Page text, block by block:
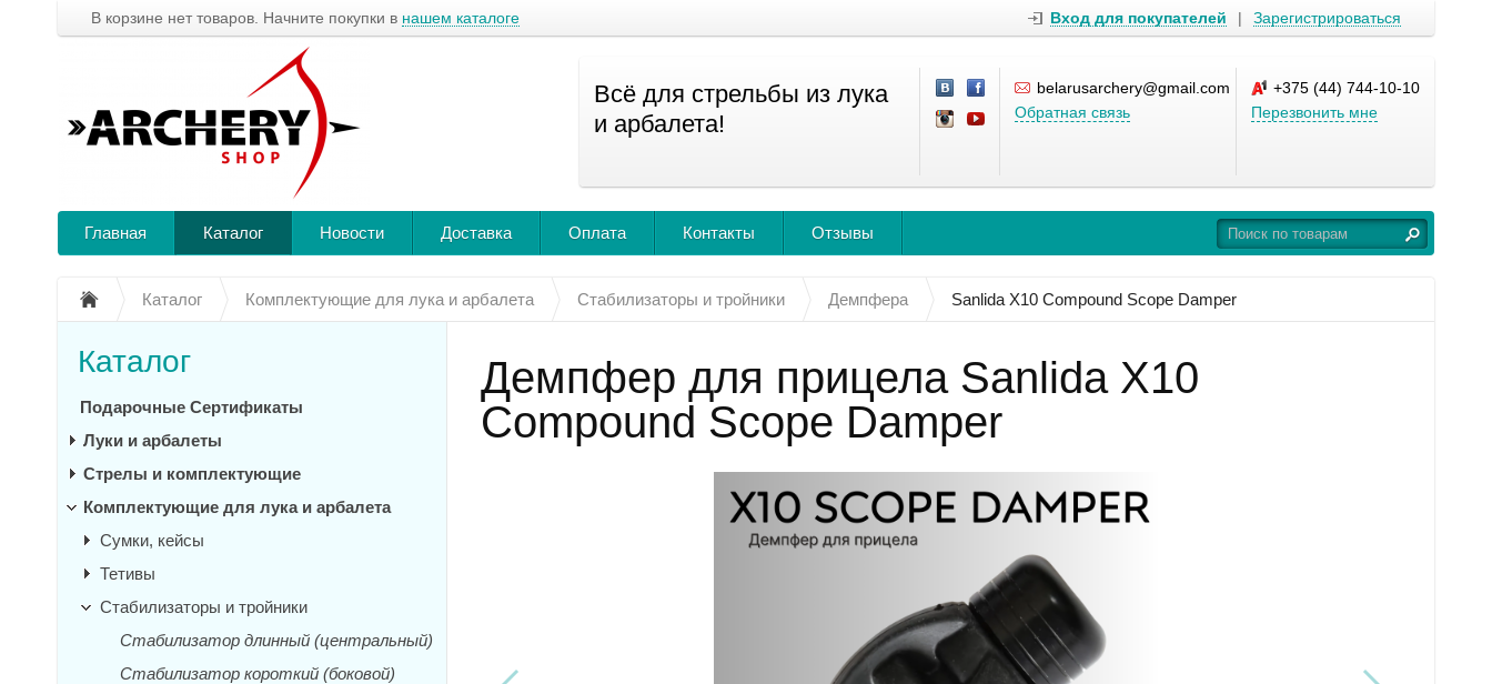
В корзине нет товаров. Начните покупки в нашем каталоге Вход для покупателей | Зарегистрироваться
Всё для стрельбы из лука
и арбалета!
belarusarchery@gmail.com
Обратная связь
+375 (44) 744-10-10
Перезвонить мне
Главная Каталог Новости Доставка Оплата Контакты Отзывы
Каталог Комплектующие для лука и арбалета Стабилизаторы и тройники Демпфера Sanlida X10 Compound Scope Damper
Демпфер для прицела Sanlida X10
Compound Scope Damper
Каталог
Подарочные Сертификаты
Луки и арбалеты
Стрелы и комплектующие
Комплектующие для лука и арбалета
Сумки, кейсы
Тетивы
Стабилизаторы и тройники
Стабилизатор длинный (центральный)
Стабилизатор короткий (боковой)